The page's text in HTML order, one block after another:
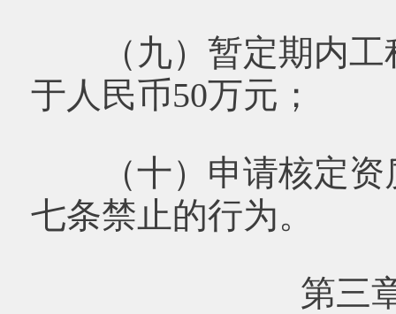
（九）暂定期内工
于人民币50万元；
（十）申请核定资
七条禁止的行为。
第三